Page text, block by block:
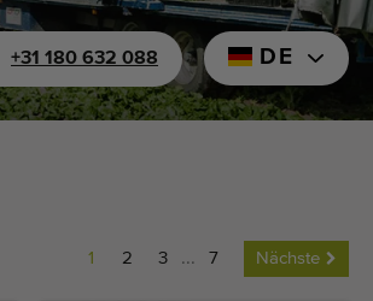
DE
+31 180 632 088
1 2 3 ... 7 Nächste